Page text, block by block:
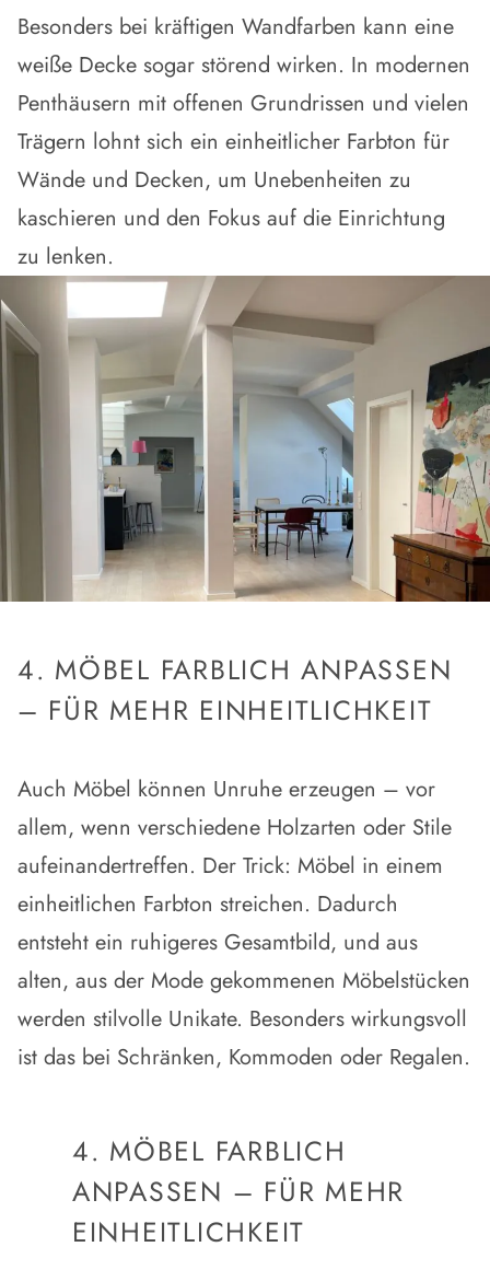
Besonders bei kräftigen Wandfarben kann eine
weiße Decke sogar störend wirken. In modernen
Penthäusern mit offenen Grundrissen und vielen
Trägern lohnt sich ein einheitlicher Farbton für
Wände und Decken, um Unebenheiten zu
kaschieren und den Fokus auf die Einrichtung
zu lenken.
4. MÖBEL FARBLICH ANPASSEN
– FÜR MEHR EINHEITLICHKEIT
Auch Möbel können Unruhe erzeugen – vor
allem, wenn verschiedene Holzarten oder Stile
aufeinandertreffen. Der Trick: Möbel in einem
einheitlichen Farbton streichen. Dadurch
entsteht ein ruhigeres Gesamtbild, und aus
alten, aus der Mode gekommenen Möbelstücken
werden stilvolle Unikate. Besonders wirkungsvoll
ist das bei Schränken, Kommoden oder Regalen.
4. MÖBEL FARBLICH
ANPASSEN – FÜR MEHR
EINHEITLICHKEIT